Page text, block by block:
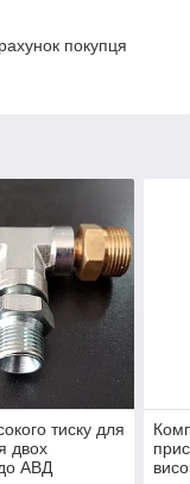
покупця
тиску для
двох
до АВД